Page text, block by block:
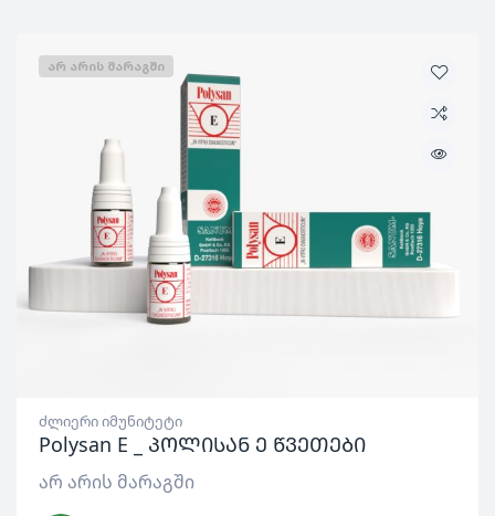
ᲐᲠ ᲐᲠᲘᲡ ᲛᲐᲠᲐᲒᲨᲘ
ძლიერი იმუნიტეტი
Polysan E _ პოლისან ე წვეთები
არ არის მარაგში